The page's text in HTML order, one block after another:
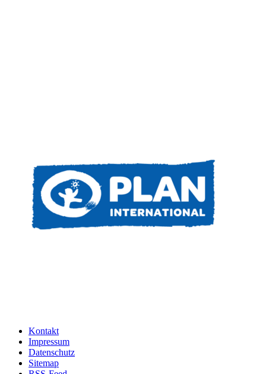
Kontakt
Impressum
Datenschutz
Sitemap